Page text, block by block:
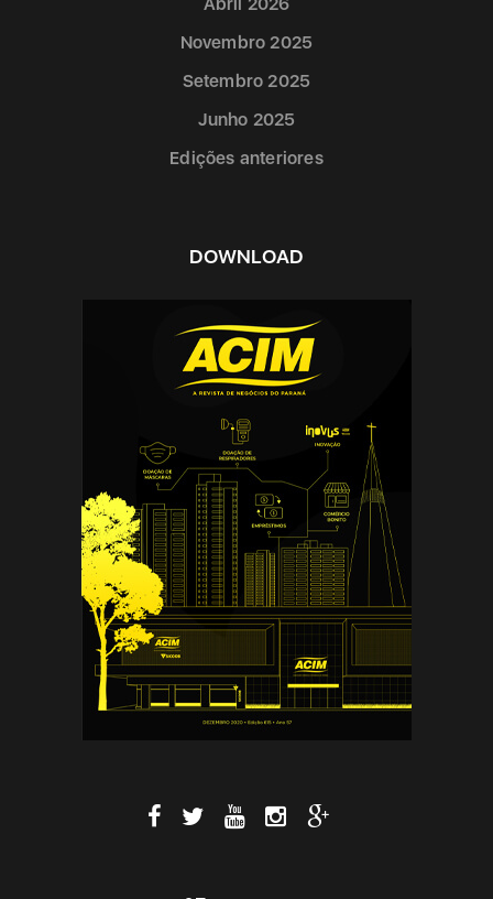
Novembro 2025
Setembro 2025
Junho 2025
Edições anteriores
DOWNLOAD